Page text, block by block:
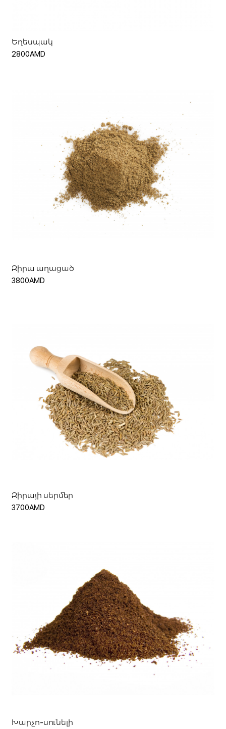
Եղեսպակ
2800AMD
Զիրա աղացած
3800AMD
Ավելացնել զամբյուղ
Զիրայի սերմեր
3700AMD
Ավելացնել զամբյուղ
Խարչո-սունելի
Ավելացնել զամբյուղ